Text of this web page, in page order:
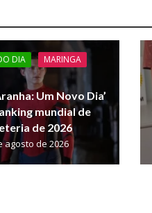
DIA
MARINGA
Um Novo Dia’
mundial de
de 2026
agosto de 2026